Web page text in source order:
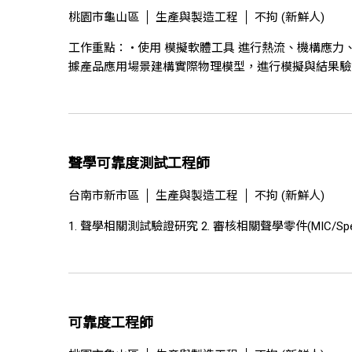
桃園市龜山區 生產與製造工程 不拘 (新鮮人)
工作重點： • 使用 模擬軟體工具 進行熱流、機構應
據產品應用場景建構實際物理模型，進行模擬與結果
聲學可靠度測試工程師
台南市新市區 生產與製造工程 不拘 (新鮮人)
1. 聲學相關測試驗證研究 2. 審核相關聲學零件(MIC/
可靠度工程師